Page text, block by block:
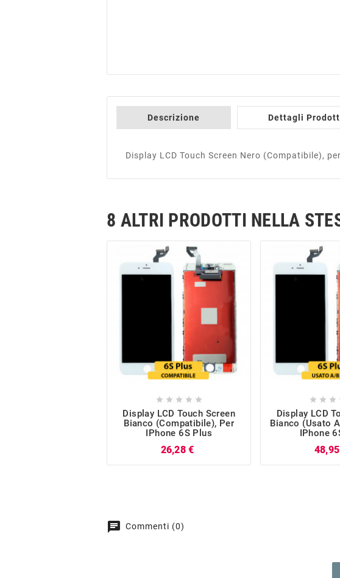
Descrizione Dettagli
Display LCD Touch Screen Nero (Compatibile),
8 ALTRI PRODOTTI NELLA
    
Display LCD Touch Screen
Bianco (Compatibile), Per
IPhone 6S Plus
26,28 €
  
Display LCD
Bianco (Usato
IPhone
chat Commenti (0)